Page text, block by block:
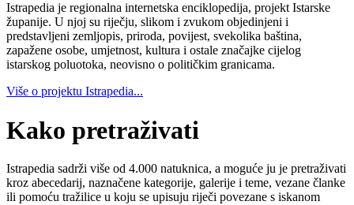
Istrapedia je regionalna internetska enciklopedija, projekt Istarske
županije. U njoj su riječju, slikom i zvukom objedinjeni i
predstavljeni zemljopis, priroda, povijest, svekolika baština,
zapažene osobe, umjetnost, kultura i ostale značajke cijelog
istarskog poluotoka, neovisno o političkim granicama.
Više o projektu Istrapedia...
Kako pretraživati
Istrapedia sadrži više od 4.000 natuknica, a moguće ju je pretraživati
kroz abecedarij, naznačene kategorije, galerije i teme, vezane članke
ili pomoću tražilice u koju se upisuju riječi povezane s iskanom